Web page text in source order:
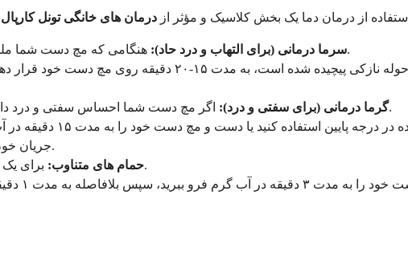
استفاده از درمان دما یک بخش کلاسیک و مؤثر از درمان های خانگی تونل کارپال
سرما درمانی (برای التهاب و درد حاد):هنگامی که مچ دست شما ملتهب، متورم و دردناک است، سرما بهترین دوست شماست.
یک کیسه یخ یا یک کیسه سبزیجات یخ زده را که در حوله نازکی
گرما درمانی (برای سفتی و درد):اگر مچ دست شما احساس سفتی و درد دارد اما به طور واضح متورم نیست، گرما می تواند کمک کند.
جریان خون را افزایش داده و عضلات سفت را تسکین می دهد.
حمام های متناوب:برای یک ترکیب قدرتمند، سعی کنید بین گرما و سرما متناوب باشید.